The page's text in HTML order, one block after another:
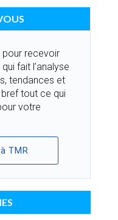
pour recevoir
fait l’analyse
tendances et
bref tout ce qui
votre
TMR